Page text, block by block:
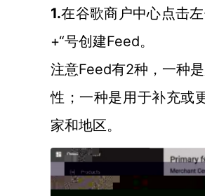
1.在谷歌商户中心点击
+“号创建Feed。
注意Feed有2种，一种
性；一种是用于补充或
家和地区。